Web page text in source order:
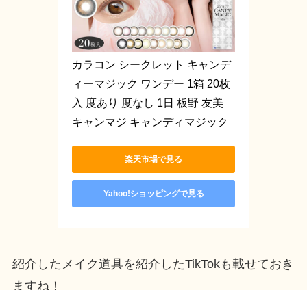
カラコン シークレット キャンデ
ィーマジック ワンデー 1箱 20枚
入 度あり 度なし 1日 板野 友美
キャンマジ キャンディマジック
楽天市場で見る
Yahoo!ショッピングで見る
紹介したメイク道具を紹介したTikTokも載せておき
ますね！